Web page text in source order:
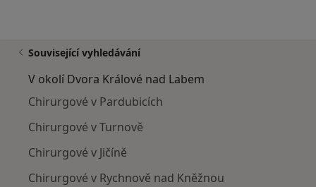
Související vyhledávání
V okolí Dvora Králové nad Labem
Chirurgové v Pardubicích
Chirurgové v Turnově
Chirurgové v Jičíně
Chirurgové v Rychnově nad Kněžnou